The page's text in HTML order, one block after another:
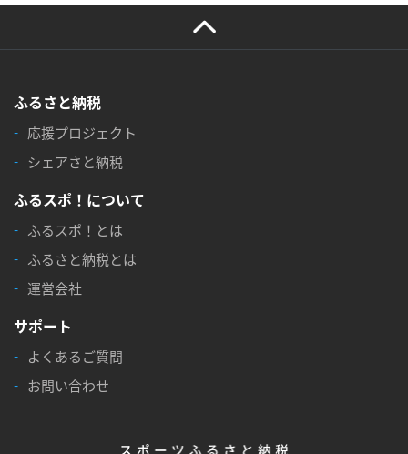
ふるさと納税
応援プロジェクト
シェアさと納税
ふるスポ！について
ふるスポ！とは
ふるさと納税とは
運営会社
サポート
よくあるご質問
お問い合わせ